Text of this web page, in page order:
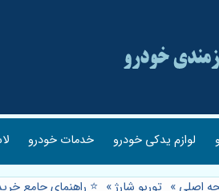
لوازم یدکی خودرو خدمات خودرو